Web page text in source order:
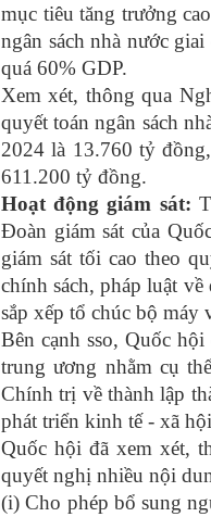
mục tiêu tăng trưởng
ngân sách nhà nước
quá 60% GDP.
Xem xét, thông qua
quyết toán ngân sách
2024 là 13.760 tỷ
611.200 tỷ đồng.
Hoạt động giám sát:
Đoàn giám sát của
giám sát tối cao theo
chính sách, pháp luật
sắp xếp tổ chúc bộ
Bên cạnh sso, Quốc
trung ương nhằm cụ
Chính trị về thành lập
phát triển kinh tế - xã
Quốc hội đã xem xét,
quyết nghị nhiều nội
(i) Cho phép bổ sung